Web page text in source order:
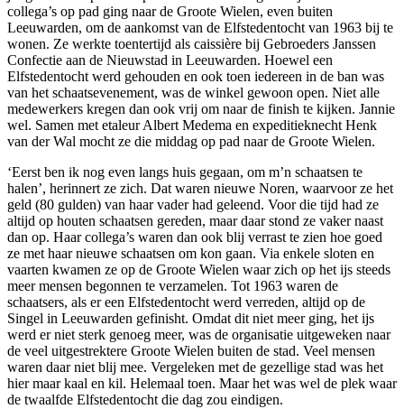
collega’s op pad ging naar de Groote Wielen, even buiten
Leeuwarden, om de aankomst van de Elfstedentocht van 1963 bij te
wonen. Ze werkte toentertijd als caissière bij Gebroeders Janssen
Confectie aan de Nieuwstad in Leeuwarden. Hoewel een
Elfstedentocht werd gehouden en ook toen iedereen in de ban was
van het schaatsevenement, was de winkel gewoon open. Niet alle
medewerkers kregen dan ook vrij om naar de finish te kijken. Jannie
wel. Samen met etaleur Albert Medema en expeditieknecht Henk
van der Wal mocht ze die middag op pad naar de Groote Wielen.
‘Eerst ben ik nog even langs huis gegaan, om m’n schaatsen te
halen’, herinnert ze zich. Dat waren nieuwe Noren, waarvoor ze het
geld (80 gulden) van haar vader had geleend. Voor die tijd had ze
altijd op houten schaatsen gereden, maar daar stond ze vaker naast
dan op. Haar collega’s waren dan ook blij verrast te zien hoe goed
ze met haar nieuwe schaatsen om kon gaan. Via enkele sloten en
vaarten kwamen ze op de Groote Wielen waar zich op het ijs steeds
meer mensen begonnen te verzamelen. Tot 1963 waren de
schaatsers, als er een Elfstedentocht werd verreden, altijd op de
Singel in Leeuwarden gefinisht. Omdat dit niet meer ging, het ijs
werd er niet sterk genoeg meer, was de organisatie uitgeweken naar
de veel uitgestrektere Groote Wielen buiten de stad. Veel mensen
waren daar niet blij mee. Vergeleken met de gezellige stad was het
hier maar kaal en kil. Helemaal toen. Maar het was wel de plek waar
de twaalfde Elfstedentocht die dag zou eindigen.